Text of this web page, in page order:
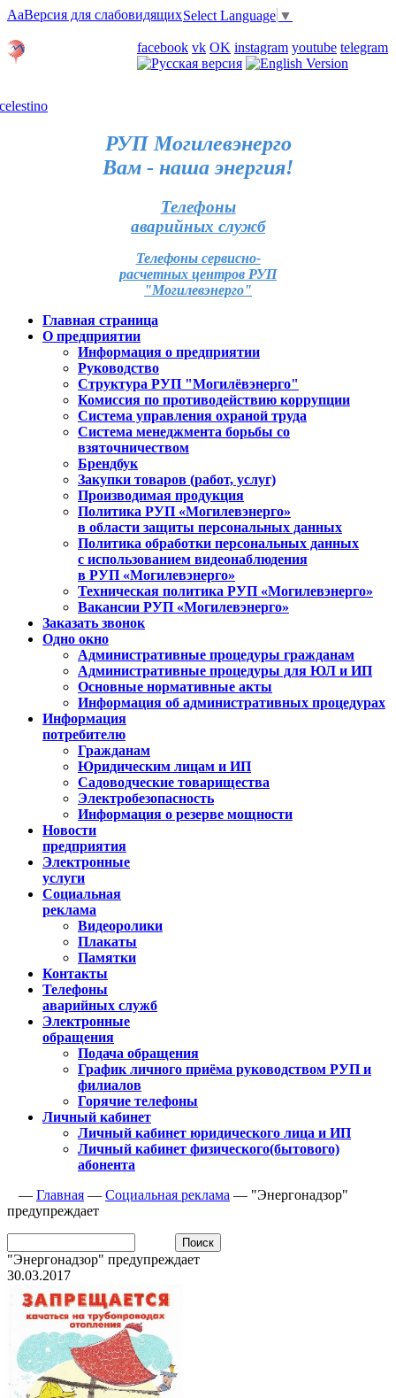
AaВерсия для слабовидящихSelect Language ▼
facebook vk OK instagram youtube telegram
РУП Могилевэнерго
Вам - наша энергия!
Телефоны
аварийных служб
Телефоны сервисно-
расчетных центров РУП
"Могилевэнерго"
Главная страница
О предприятии
Информация о предприятии
Руководство
Структура РУП "Могилёвэнерго"
Комиссия по противодействию коррупции
Система управления охраной труда
Система менеджмента борьбы со
взяточничеством
Брендбук
Закупки товаров (работ, услуг)
Производимая продукция
Политика РУП «Могилевэнерго»
в области защиты персональных данных
Политика обработки персональных данных
с использованием видеонаблюдения
в РУП «Могилевэнерго»
Техническая политика РУП «Могилевэнерго»
Вакансии РУП «Могилевэнерго»
Заказать звонок
Одно окно
Административные процедуры гражданам
Административные процедуры для ЮЛ и ИП
Основные нормативные акты
Информация об административных процедурах
Информация
потребителю
Гражданам
Юридическим лицам и ИП
Садоводческие товарищества
Электробезопасность
Информация о резерве мощности
Новости
предприятия
Электронные
услуги
Социальная
реклама
Видеоролики
Плакаты
Памятки
Контакты
Телефоны
аварийных служб
Электронные
обращения
Подача обращения
График личного приёма руководством РУП и
филиалов
Горячие телефоны
Личный кабинет
Личный кабинет юридического лица и ИП
Личный кабинет физического(бытового)
абонента
— Главная — Социальная реклама — "Энергонадзор"
предупреждает
"Энергонадзор" предупреждает
30.03.2017